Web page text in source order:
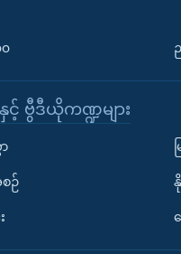
ဗွီဒီယိုကဏ္ဍများ
ဉ်